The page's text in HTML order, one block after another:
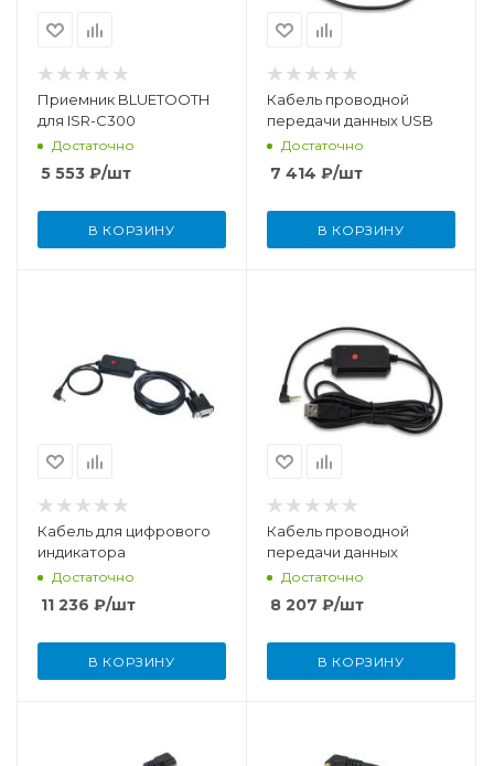
Приемник BLUETOOTH
для ISR-C300
Достаточно
5 553 ₽/шт
В КОРЗИНУ
Кабель проводной
передачи данных USB
Достаточно
7 414 ₽/шт
В КОРЗИНУ
Кабель для цифрового
индикатора
Достаточно
11 236 ₽/шт
В КОРЗИНУ
Кабель проводной
передачи данных
Достаточно
8 207 ₽/шт
В КОРЗИНУ